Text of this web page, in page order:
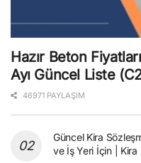
Hazır Beton
Ayı Güncel Liste
46971 PAYLAŞIM
Güncel Kira
ve İş Yeri İçin |